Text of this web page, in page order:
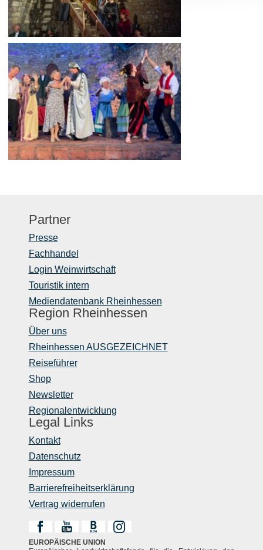
Partner
Presse
Fachhandel
Login Weinwirtschaft
Touristik intern
Mediendatenbank Rheinhessen
Region Rheinhessen
Über uns
Rheinhessen AUSGEZEICHNET
Reiseführer
Shop
Newsletter
Regionalentwicklung
Legal Links
Kontakt
Datenschutz
Impressum
Barrierefreiheitserklärung
Vertrag widerrufen
EUROPÄISCHE UNION